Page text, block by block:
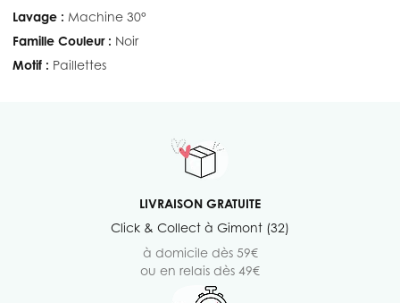
Lavage : Machine 30°
Famille Couleur : Noir
Motif : Paillettes
LIVRAISON GRATUITE
Click & Collect à Gimont (32)
à domicile dès 59€
ou en relais dès 49€